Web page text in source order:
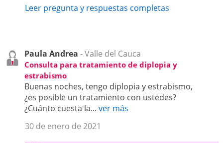
Leer pregunta y respuestas completas
Paula Andrea - Valle del Cauca
Consulta para tratamiento de diplopia y
estrabismo
Buenas noches, tengo diplopia y estrabismo,
¿es posible un tratamiento con ustedes?
¿Cuánto cuesta la... ver más
30 de enero de 2021